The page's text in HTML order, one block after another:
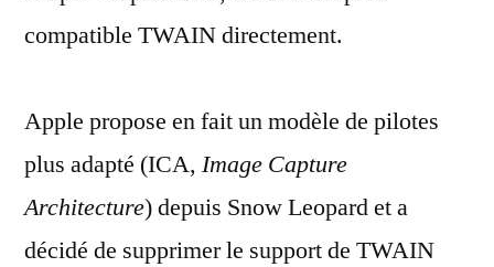
compatible TWAIN directement.
Apple propose en fait un modèle de pilotes
plus adapté (ICA, Image Capture
Architecture) depuis Snow Leopard et a
décidé de supprimer le support de TWAIN